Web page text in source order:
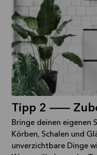
Tipp 2 --
Bringe deinen eigenen
Körben, Schalen und
unverzichtbare Dinge